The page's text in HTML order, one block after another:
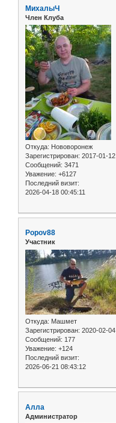
МиxалыЧ
Член Клуба
Откуда: Нововоронеж
Зарегистрирован: 2017-01-12
Сообщений: 3471
Уважение: +6127
Последний визит:
2026-04-18 00:45:11
Popov88
Участник
Откуда: Машмет
Зарегистрирован: 2020-02-04
Сообщений: 177
Уважение: +124
Последний визит:
2026-06-21 08:43:12
Алла
Администратор